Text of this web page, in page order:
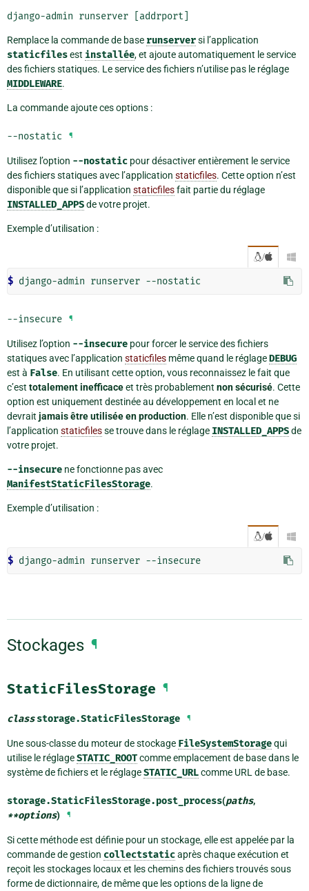
django-admin runserver [addrport]
Remplace la commande de base runserversi l’application
staticfilesest installée, et ajoute automatiquement le service
des fichiers statiques. Le service des fichiers n’utilise pas le réglage
MIDDLEWARE.
La commande ajoute ces options :
--nostatic ¶
Utilisez l’option --nostatic pour désactiver entièrement le service
des fichiers statiques avec l’application staticfiles. Cette option n’est
disponible que si l’application staticfilesfait partie du réglage
INSTALLED_APPSde votre projet.
Exemple d’utilisation :
/ 
$ django-admin runserver
--insecure ¶
Utilisez l’option --insecure pour forcer le service des fichiers
statiques avec l’application staticfiles même quand le réglageDEBUG
est à False. En utilisant cette option, vous reconnaissez le fait que
c’est totalement inefficaceet très probablement non sécurisé. Cette
option est uniquement destinée au développement en local et ne
devrait jamais être utilisée en production. Elle n’est disponible que si
l’application staticfilesse trouve dans le réglage INSTALLED_APPSde
votre projet.
--insecure ne fonctionne pas avec
ManifestStaticFilesStorage.
Exemple d’utilisation :
/ 
$ django-admin runserver
Stockages ¶
StaticFilesStorage ¶
class storage.StaticFilesStorage ¶
Une sous-classe du moteur de stockage FileSystemStoragequi
utilise le réglageSTATIC_ROOTcomme emplacement de base dans le
système de fichiers et le réglageSTATIC_URLcomme URL de base.
storage.StaticFilesStorage.post_process(paths,
**options) ¶
Si cette méthode est définie pour un stockage, elle est appelée par la
commande de gestion collectstaticaprès chaque exécution et
reçoit les stockages locaux et les chemins des fichiers trouvés sous
forme de dictionnaire, de même que les options de la ligne de